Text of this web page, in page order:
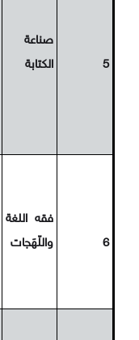
5
صناعة
الكتابة
6
فقه اللغة
واللّهَجات